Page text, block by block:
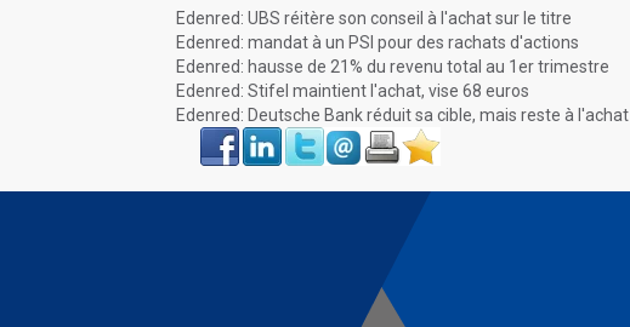
Edenred: UBS réitère son conseil à l'achat sur le titre
Edenred: mandat à un PSI pour des rachats d'actions
Edenred: hausse de 21% du revenu total au 1er trimestre
Edenred: Stifel maintient l'achat, vise 68 euros
Edenred: Deutsche Bank réduit sa cible, mais reste à l'achat
Face
book
LinkIn Twitter Envoyer ImprimerFavoris